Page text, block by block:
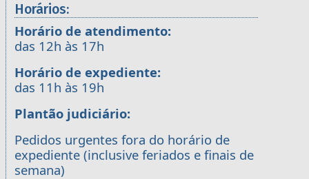
Horários:
Horário de atendimento:
das 12h às 17h
Horário de expediente:
das 11h às 19h
Plantão judiciário:
Pedidos urgentes fora do horário de
expediente (inclusive feriados e finais de
semana)